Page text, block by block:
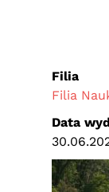
Filia
Filia
Data